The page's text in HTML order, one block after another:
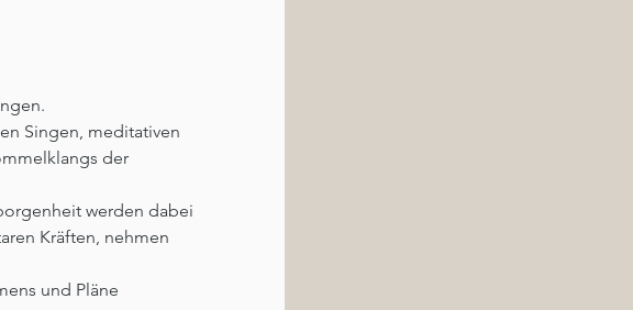
Singen, meditativen
der
werden dabei
Kräften, nehmen
und Pläne